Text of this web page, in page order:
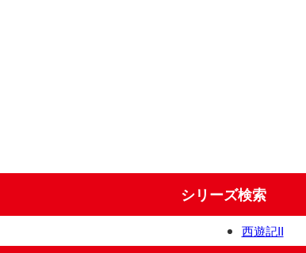
シリーズ検索
西遊記II